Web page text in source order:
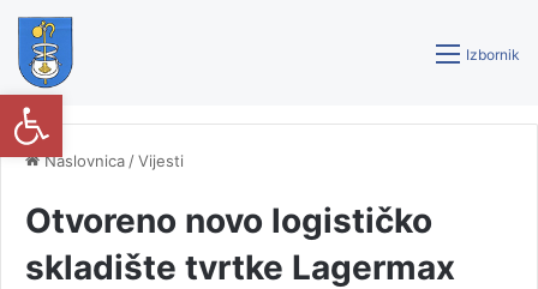
Izbornik
Naslovnica /Vijesti
Otvoreno novo logističko
skladište tvrtke Lagermax
Open toolbar